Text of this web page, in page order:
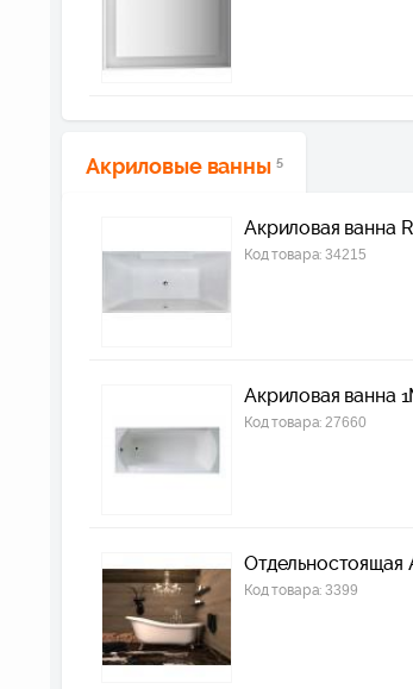
Акриловые ванны 5
Акриловая ванна
Код товара:34215
Акриловая ванна
Код товара: 27660
Отдельностоящая
Код товара:3399